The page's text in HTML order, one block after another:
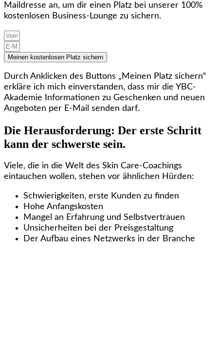
Maildresse an, um dir einen Platz bei unserer 100%
kostenlosen Business-Lounge zu sichern.
Meinen kostenlosen Platz sichern
Durch Anklicken des Buttons „Meinen Platz sichern“
erkläre ich mich einverstanden, dass mir die YBC-
Akademie Informationen zu Geschenken und neuen
Angeboten per E‑Mail senden darf.
Die Herausforderung: Der erste Schritt
kann der schwerste sein.
Viele, die in die Welt des Skin Care-Coachings
eintauchen wollen, stehen vor ähnlichen Hürden:
Schwierigkeiten, erste Kunden zu finden
Hohe Anfangskosten
Mangel an Erfahrung und Selbstvertrauen
Unsicherheiten bei der Preisgestaltung
Der Aufbau eines Netzwerks in der Branche